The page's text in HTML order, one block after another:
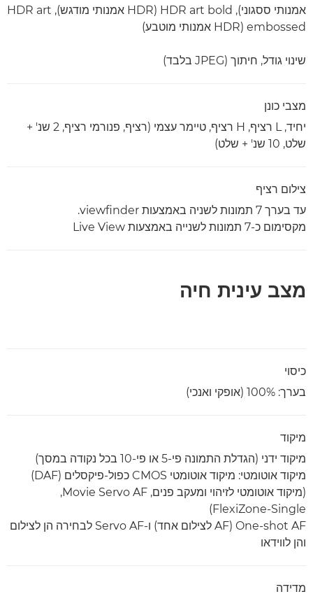
אמנותי ססגוני), HDR art bold ‏(HDR אמנותי מודגש), HDR art
embossed ‏(HDR אמנותי מוטבע)
שינוי גודל, חיתוך (JPEG בלבד)
מצבי כונן
יחיד, L רציף, H רציף, טיימר עצמי (רציף, פנורמי רציף, 2 שנ' +
שלט, 10 שנ' + שלט)
צילום רציף
עד בערך 7 תמונות לשניה באמצעות viewfinder.
מקסימום כ-7 תמונות לשנייה באמצעות Live View
מצב עינית חיה
כיסוי
בערך: ‎100% (אופקי ואנכי)
מיקוד
מיקוד ידני (הגדלת התמונה פי-5 או פי-10 בכל נקודה במסך)
מיקוד אוטומטי: מיקוד אוטומטי CMOS כפול-פיקסלים ‏(DAF)
(מיקוד אוטומטי לזיהוי ומעקב פנים, Movie Servo AF‏,
FlexiZone-Single)
One-shot AF ‏(AF לצילום אחד) ו-Servo AF לבחירה הן לצילום
והן לווידאו
מדידה